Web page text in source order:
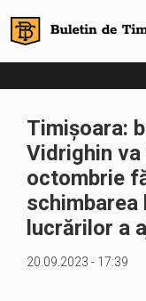
Timișoara:
Vidrighin
octombrie
schimbarea
lucrărilor a
20.09.2023 - 17:39